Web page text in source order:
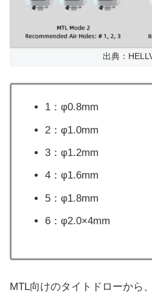
出典：
1：φ0.8mm
2：φ1.0mm
3：φ1.2mm
4：φ1.6mm
5：φ1.8mm
6：φ2.0×4mm
MTL向けのタイトドローから